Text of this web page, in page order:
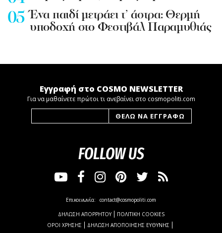
Ένα παιδί μετράει τ’ άστρα: Θερμή
υποδοχή στο Φεστιβάλ Παραμυθιάς
Εγγραφή στο COSMO NEWSLETTER
Για να μαθαίνετε πρώτοι τι ανεβαίνει στο cosmopoliti.com
FOLLOW US
Επικοινωνία: contact@cosmopoliti.com
ΔΗΛΩΣΗ ΑΠΟΡΡΗΤΟΥ
ΠΟΛΙΤΙΚΗ COOKIES
ΟΡΟΙ ΧΡΗΣΗΣ
ΔΗΛΩΣΗ ΑΠΟΠΟΙΗΣΗΣ ΕΥΘΥΝΗΣ